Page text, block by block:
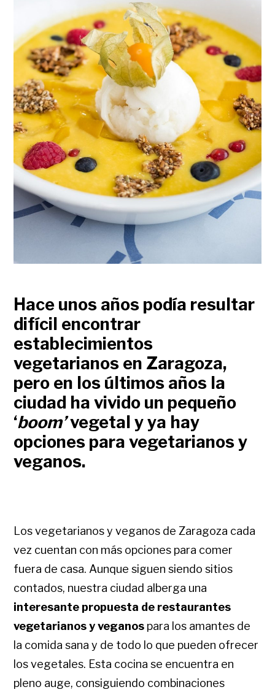
Hace unos años podía resultar
difícil encontrar
establecimientos
vegetarianos en Zaragoza,
pero en los últimos años la
ciudad ha vivido un pequeño
‘boom’vegetal y ya hay
opciones para vegetarianos y
veganos.
Los vegetarianos y veganos de Zaragoza cada
vez cuentan con más opciones para comer
fuera de casa. Aunque siguen siendo sitios
contados, nuestra ciudad alberga una
interesante propuesta de restaurantes
vegetarianos y veganos para los amantes de
la comida sana y de todo lo que pueden ofrecer
los vegetales. Esta cocina se encuentra en
pleno auge, consiguiendo combinaciones